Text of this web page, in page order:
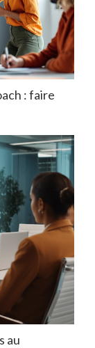
: faire
au